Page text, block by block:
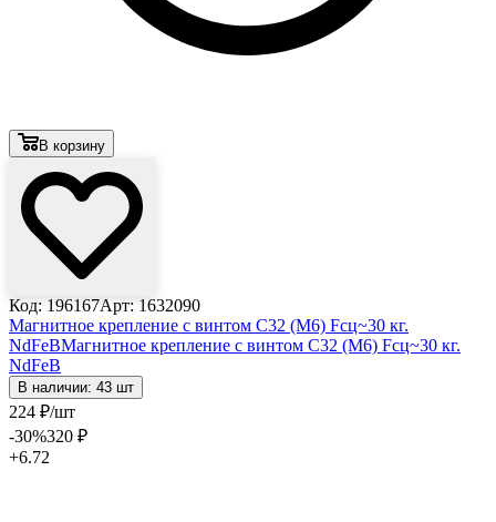
В корзину
Код: 196167Арт: 1632090
Магнитное крепление с винтом С32 (М6) Fсц~30 кг.
NdFeBМагнитное крепление с винтом С32 (М6) Fсц~30 кг.
NdFeB
В наличии: 43 шт
224 ₽/шт
-30%320 ₽
+6.72